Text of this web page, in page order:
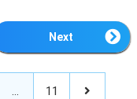
Next
… 11